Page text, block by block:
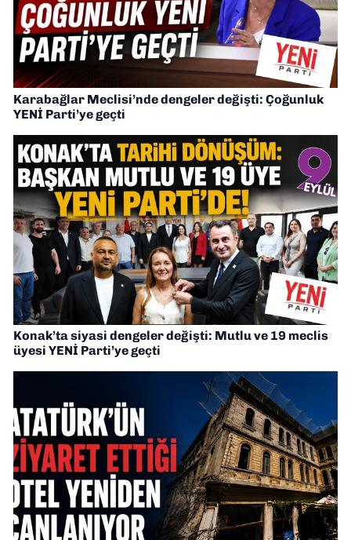
Karabağlar Meclisi’nde dengeler değişti: Çoğunluk
YENİ Parti’ye geçti
Konak’ta siyasi dengeler değişti: Mutlu ve 19 meclis
üyesi YENİ Parti’ye geçti